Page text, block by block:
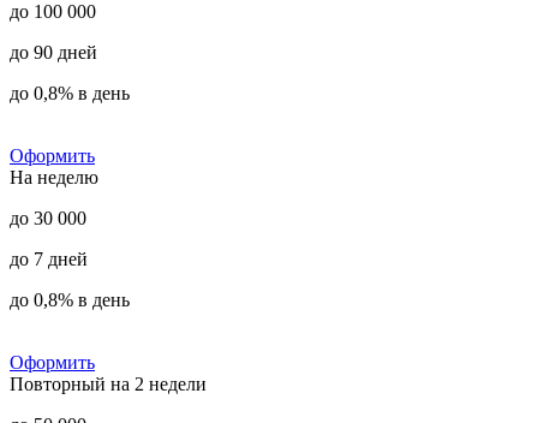
до 100 000
до 90 дней
до 0,8% в день
Оформить
На неделю
до 30 000
до 7 дней
до 0,8% в день
Оформить
Повторный на 2 недели